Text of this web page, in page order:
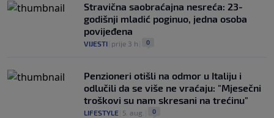
Stravična saobraćajna nesreća: 23-
godišnji mladić poginuo, jedna osoba
povijeđena
VIJESTI prije 3 h 0
Penzioneri otišli na odmor u Italiju i
odlučili da se više ne vraćaju: "Mjesečni
troškovi su nam skresani na trećinu"
LIFESTYLE 5. aug. 0